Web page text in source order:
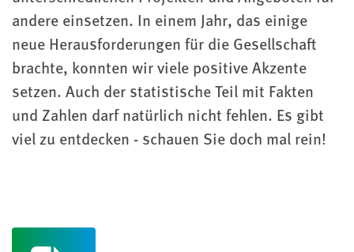
andere einsetzen. In einem Jahr, das einige
neue Herausforderungen für die Gesellschaft
brachte, konnten wir viele positive Akzente
setzen. Auch der statistische Teil mit Fakten
und Zahlen darf natürlich nicht fehlen. Es gibt
viel zu entdecken - schauen Sie doch mal rein!